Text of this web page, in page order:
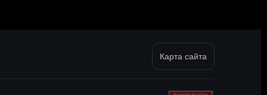
Карта сайта